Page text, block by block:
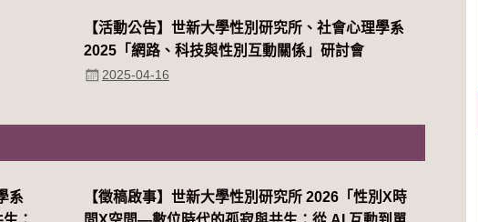
【活動公告】世新大學性別研究所、社會心理學系
2025「網路、科技與性別互動關係」研討會
2025-04-16
系
【徵稿啟事】世新大學性別研究所 2026「性別Χ時